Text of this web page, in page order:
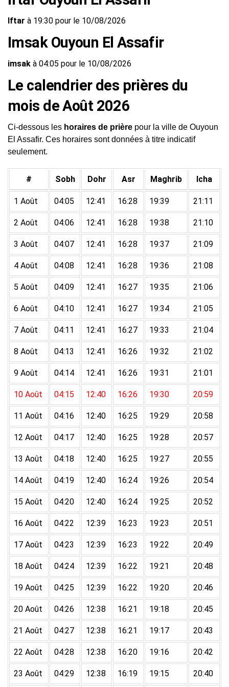
Iftar à 19:30 pour le 10/08/2026
Imsak Ouyoun El Assafir
imsak à 04:05 pour le 10/08/2026
Le calendrier des prières du
mois de Août 2026
Ci-dessous les horaires de prière pour la ville de Ouyoun
El Assafir. Ces horaires sont données à titre indicatif
seulement.
# Sobh Dohr Asr Maghrib Icha
1 Août 04:05 12:41 16:28 19:39 21:11
2 Août 04:06 12:41 16:28 19:38 21:10
3 Août 04:07 12:41 16:28 19:37 21:09
4 Août 04:08 12:41 16:28 19:36 21:08
5 Août 04:09 12:41 16:27 19:35 21:06
6 Août 04:10 12:41 16:27 19:34 21:05
7 Août 04:11 12:41 16:27 19:33 21:04
8 Août 04:13 12:41 16:26 19:32 21:02
9 Août 04:14 12:41 16:26 19:31 21:01
10 Août 04:15 12:40 16:26 19:30 20:59
11 Août 04:16 12:40 16:25 19:29 20:58
12 Août 04:17 12:40 16:25 19:28 20:57
13 Août 04:18 12:40 16:25 19:27 20:55
14 Août 04:19 12:40 16:24 19:26 20:54
15 Août 04:20 12:40 16:24 19:25 20:52
16 Août 04:22 12:39 16:23 19:23 20:51
17 Août 04:23 12:39 16:23 19:22 20:49
18 Août 04:24 12:39 16:22 19:21 20:48
19 Août 04:25 12:39 16:22 19:20 20:46
20 Août 04:26 12:38 16:21 19:18 20:45
21 Août 04:27 12:38 16:21 19:17 20:43
22 Août 04:28 12:38 16:20 19:16 20:42
23 Août 04:29 12:38 16:19 19:15 20:40